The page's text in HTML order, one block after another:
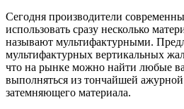
Сегодня производители
использовать сразу несколько
называют мультифактурными.
мультифактурных вертикальных
что на рынке можно найти любые
выполняться из тончайшей
затемняющего материала.